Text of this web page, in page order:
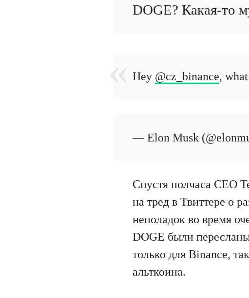
DOGE? Какая-то
Hey @cz_binance,
— Elon Musk
Спустя полчаса CEO
на тред в Твиттере о
неполадок во время
DOGE были
только для Binance,
альткоина.